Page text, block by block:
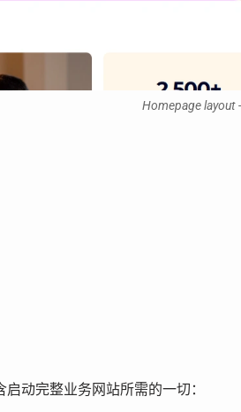
Homepage layout
动完整业务网站所需的一切：